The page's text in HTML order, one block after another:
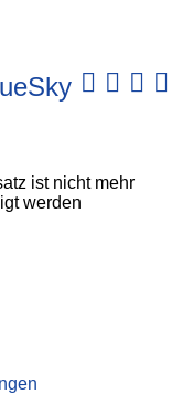
ist nicht mehr
werden